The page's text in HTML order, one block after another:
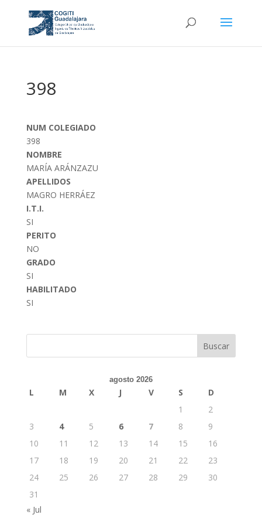
398
NUM COLEGIADO
398
NOMBRE
MARÍA ARÁNZAZU
APELLIDOS
MAGRO HERRÁEZ
I.T.I.
SI
PERITO
NO
GRADO
SI
HABILITADO
SI
Buscar
agosto 2026
L M X J V S
D
1
2
3
4 5 6 7 8
9
10
11 12 13 14 15
16
17
18 19 20 21 22
23
24
25 26 27 28 29
30
31
« Jul